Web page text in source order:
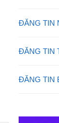
ĐĂNG TIN
ĐĂNG TIN
ĐĂNG TIN